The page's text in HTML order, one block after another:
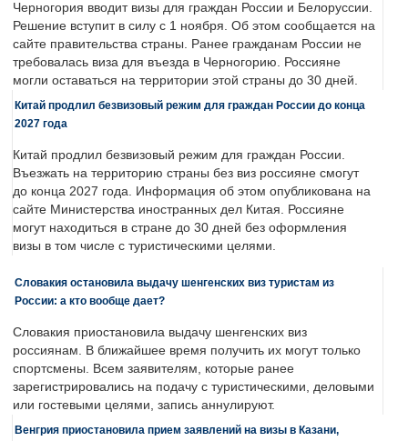
Черногория вводит визы для граждан России и Белоруссии.
Решение вступит в силу с 1 ноября. Об этом сообщается на
сайте правительства страны. Ранее гражданам России не
требовалась виза для въезда в Черногорию. Россияне
могли оставаться на территории этой страны до 30 дней.
Китай продлил безвизовый режим для граждан России до конца
2027 года
Китай продлил безвизовый режим для граждан России.
Въезжать на территорию страны без виз россияне смогут
до конца 2027 года. Информация об этом опубликована на
сайте Министерства иностранных дел Китая. Россияне
могут находиться в стране до 30 дней без оформления
визы в том числе с туристическими целями.
Словакия остановила выдачу шенгенских виз туристам из
России: а кто вообще дает?
Словакия приостановила выдачу шенгенских виз
россиянам. В ближайшее время получить их могут только
спортсмены. Всем заявителям, которые ранее
зарегистрировались на подачу с туристическими, деловыми
или гостевыми целями, запись аннулируют.
Венгрия приостановила прием заявлений на визы в Казани,